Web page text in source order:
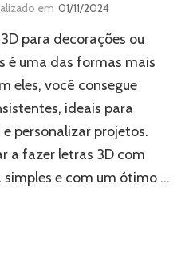
em 01/11/2024
para decorações ou
é uma das formas mais
eles, você consegue
ideais para
personalizar projetos.
a fazer letras 3D com
e com um ótimo …